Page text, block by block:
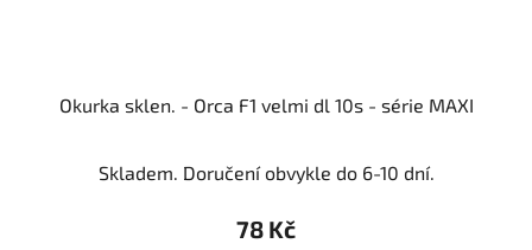
Okurka sklen. - Orca F1 velmi dl 10s - série MAXI
Skladem. Doručení obvykle do 6-10 dní.
78 Kč